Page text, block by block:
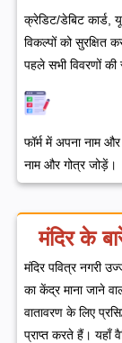
क्रेडिट/डेबिट कार्ड,
विकल्पों को
पहले सभी विवरणों की
फॉर्म में अपना नाम
नाम और गोत्र जोड़ें।
मंदिर के
मंदिर पवित्र नगरी
का केंद्र माना जाने
वातावरण के लिए
प्राप्त करते हैं। यहाँ